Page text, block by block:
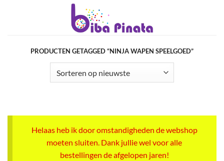
PRODUCTEN GETAGGED “NINJA WAPEN SPEELGOED”
Helaas heb ik door omstandigheden de webshop
moeten sluiten. Dank jullie wel voor alle
bestellingen de afgelopen jaren!